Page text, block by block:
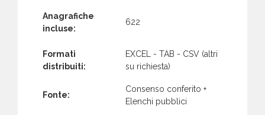
Anagrafiche
incluse:
622
Formati
distribuiti:
EXCEL - TAB - CSV (altri
su richiesta)
Fonte:
Consenso conferito +
Elenchi pubblici